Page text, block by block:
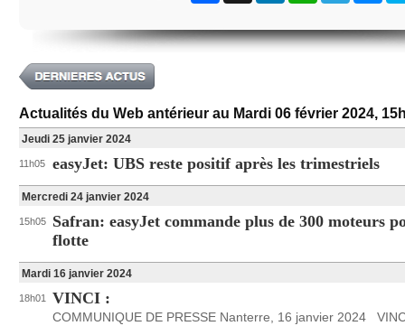
Actualités du Web antérieur au Mardi 06 février 2024,
Jeudi 25 janvier 2024
11h05 easyJet: UBS reste positif après les trimestriels
Mercredi 24 janvier 2024
15h05
Safran: easyJet commande plus de 300 moteurs
flotte
Mardi 16 janvier 2024
18h01 VINCI :
COMMUNIQUE DE PRESSE Nanterre, 16 janvier 2024